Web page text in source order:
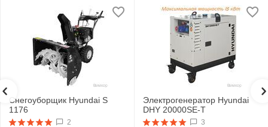
Снегоуборщик Hyundai S
1176
2
Электрогенератор Hyundai
DHY 20000SE-T
3